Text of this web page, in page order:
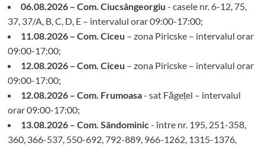
06.08.2026 – Com. Ciucsângeorgiu - casele nr. 6-12, 75,
37, 37/A, B, C, D, E – intervalul orar 09:00-17:00;
11.08.2026 – Com. Ciceu – zona Piricske – intervalul orar
09:00-17:00;
12.08.2026 – Com. Ciceu – zona Piricske – intervalul orar
09:00-17:00;
12.08.2026 – Com. Frumoasa- sat Făgețel – intervalul
orar 09:00-17:00;
13.08.2026 – Com. Sândominic- între nr. 195, 251-358,
360, 366-537, 550-692, 792-889, 966-1262, 1315-1376,